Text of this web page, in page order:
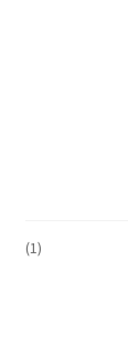
(1)